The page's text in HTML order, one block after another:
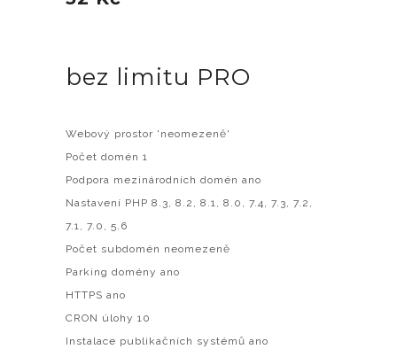
bez limitu PRO
Webový prostor 'neomezeně'
Počet domén 1
Podpora mezinárodních domén ano
Nastavení PHP 8.3, 8.2, 8.1, 8.0, 7.4, 7.3, 7.2,
7.1, 7.0, 5.6
Počet subdomén neomezeně
Parking domény ano
HTTPS ano
CRON úlohy 10
Instalace publikačních systémů ano